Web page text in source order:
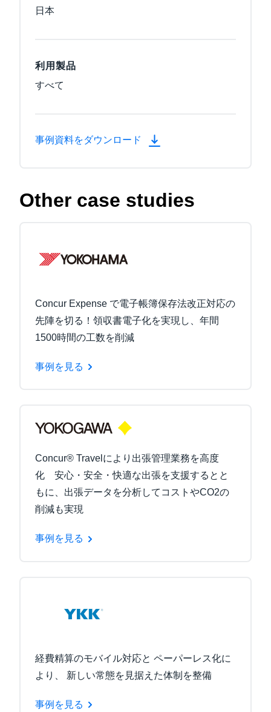
日本
利用製品
すべて
事例資料をダウンロード
Other case studies
Concur Expense で電子帳簿保存法改正対応の
先陣を切る！領収書電子化を実現し、年間
1500時間の工数を削減
事例を見る
Concur® Travelにより出張管理業務を高度
化 安心・安全・快適な出張を支援するとと
もに、出張データを分析してコストやCO2の
削減も実現
事例を見る
経費精算のモバイル対応と ペーパーレス化に
より、 新しい常態を見据えた体制を整備
事例を見る